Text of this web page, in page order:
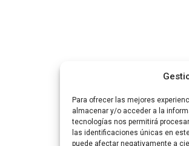
Para ofrecer las mejores
almacenar y/o acceder a la
tecnologías nos permitirá
las identificaciones únicas en
puede afectar negativamente a